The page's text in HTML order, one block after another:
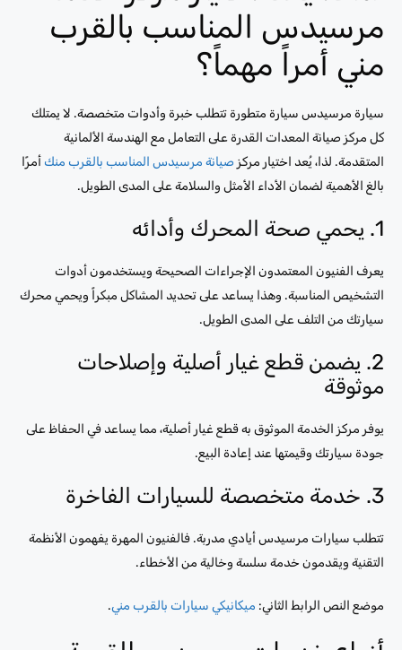
مرسيدس المناسب بالقرب
مني أمراً مهماً؟
سيارة مرسيدس سيارة متطورة تتطلب خبرة وأدوات متخصصة. لا يمتلك
كل مركز صيانة المعدات القدرة على التعامل مع الهندسة الألمانية
المتقدمة. لذا، يُعد اختيار مركز صيانة مرسيدس المناسب بالقرب منك أمرًا
بالغ الأهمية لضمان الأداء الأمثل والسلامة على المدى الطويل.
1. يحمي صحة المحرك وأدائه
يعرف الفنيون المعتمدون الإجراءات الصحيحة ويستخدمون أدوات
التشخيص المناسبة. وهذا يساعد على تحديد المشاكل مبكراً ويحمي محرك
سيارتك من التلف على المدى الطويل.
2. يضمن قطع غيار أصلية وإصلاحات
موثوقة
يوفر مركز الخدمة الموثوق به قطع غيار أصلية، مما يساعد في الحفاظ على
جودة سيارتك وقيمتها عند إعادة البيع.
3. خدمة متخصصة للسيارات الفاخرة
تتطلب سيارات مرسيدس أيادي مدربة. فالفنيون المهرة يفهمون الأنظمة
التقنية ويقدمون خدمة سلسة وخالية من الأخطاء.
موضع النص الرابط الثاني: ميكانيكي سيارات بالقرب مني.